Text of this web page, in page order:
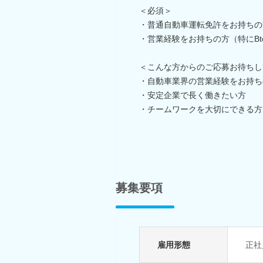
＜必須＞
・普通自動車運転免許をお持ち
・営業経験をお持ちの方（特に
＜こんな方からのご応募お待ち
・自動車業界の営業経験をお持
・安定企業で長く働きたい方
・チームワークを大切にできる方
募集要項
雇用形態 正